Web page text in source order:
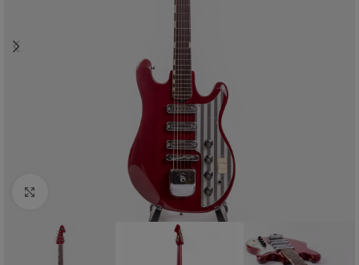
Zum vergrößern anklicken